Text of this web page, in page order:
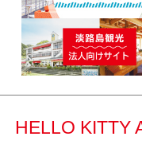
HELLO KITTY